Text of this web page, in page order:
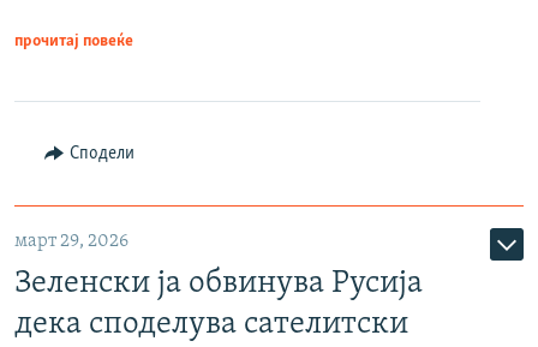
прочитај повеќе
Сподели
март 29, 2026
Зеленски ја обвинува Русија
дека споделува сателитски